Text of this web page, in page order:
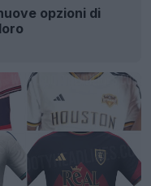
opzioni di